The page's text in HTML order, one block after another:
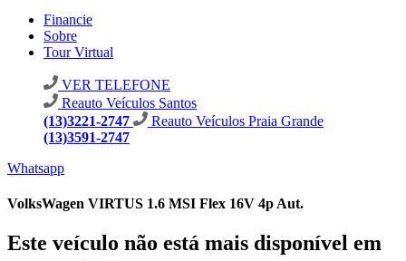
Financie
Sobre
Tour Virtual
VER TELEFONE
Reauto Veículos Santos
(13)3221-2747
Reauto Veículos Praia Grande
(13)3591-2747
Whatsapp
VolksWagen VIRTUS 1.6 MSI Flex 16V 4p Aut.
Este veículo não está mais disponível em